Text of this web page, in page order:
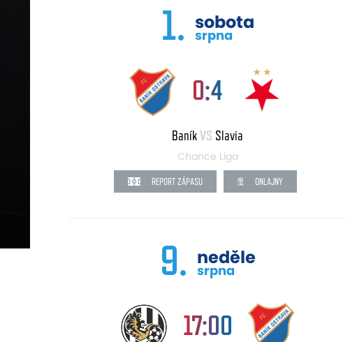
1. sobota
srpna
0:4
BaníkVS Slavia
Chance Liga
REPORT ZÁPASU ONLAJNY
9. neděle
srpna
17:00